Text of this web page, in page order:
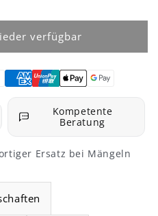
verfügbar
Kompetente
Beratung
Ersatz bei Mängeln